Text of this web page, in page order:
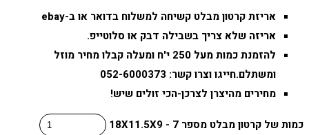
אריזת קרטון מבלט קשיחה למשלוח בדואר או ב-ebay
אריזה שלא צריך בשבילה דבק או סלוטייפ.
להזמנת כמות מעל 250 י'ח ומעלה קבלו מחיר מוזל
ומשתלם.חייגו וצרו קשר: 052-6000373
מחירים מהיצרן לצרכן-הכי זולים שיש!
כמות של קרטון מבלט מספר 7 - 18X11.5X9